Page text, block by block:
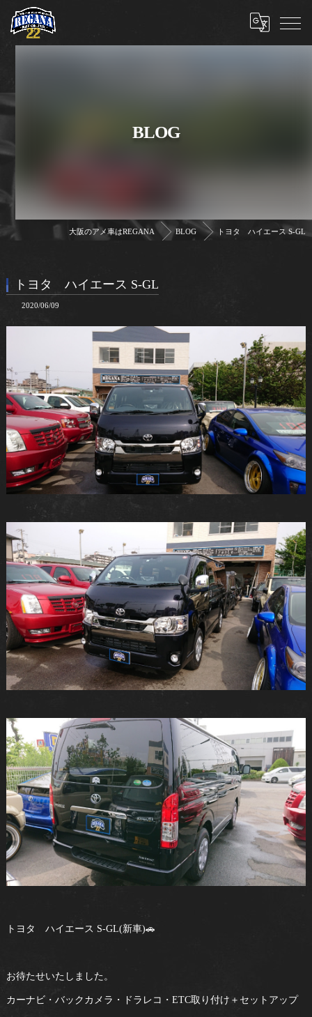
BLOG
大阪のアメ車はREGANA BLOG トヨタ ハイエース S-GL
トヨタ ハイエース S-GL
2020/06/09
トヨタ ハイエース S-GL(新車)🚗
お待たせいたしました。
カーナビ・バックカメラ・ドラレコ・ETC取り付け＋セットアップ